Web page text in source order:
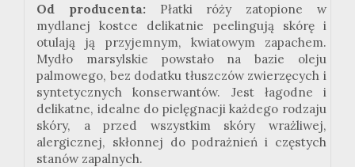
Od producenta: Płatki róży zatopione w
mydlanej kostce delikatnie peelingują skórę i
otulają ją przyjemnym, kwiatowym zapachem.
Mydło marsylskie powstało na bazie oleju
palmowego, bez dodatku tłuszczów zwierzęcych i
syntetycznych konserwantów. Jest łagodne i
delikatne, idealne do pielęgnacji każdego rodzaju
skóry, a przed wszystkim skóry wrażliwej,
alergicznej, skłonnej do podrażnień i częstych
stanów zapalnych.